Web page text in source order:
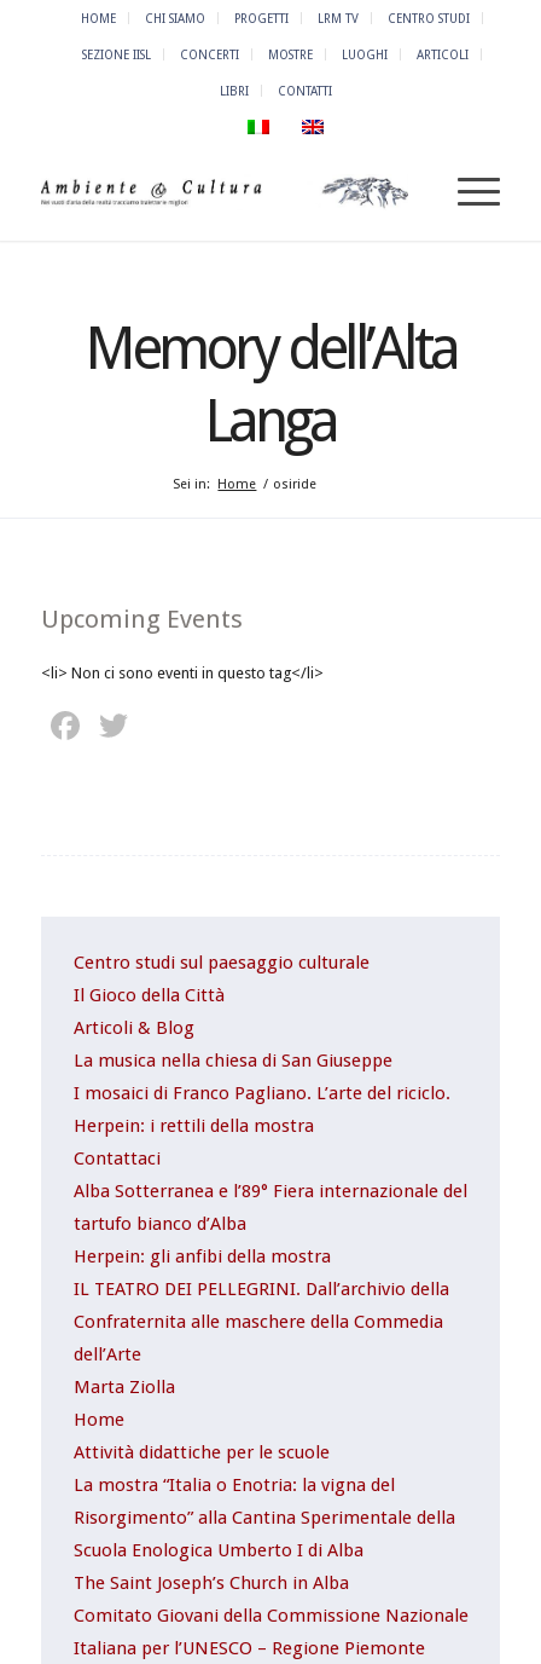
HOME CHI SIAMO PROGETTI LRM TV CENTRO STUDI
SEZIONE IISL CONCERTI MOSTRE LUOGHI ARTICOLI
LIBRI CONTATTI
Memory dell’Alta
Langa
Sei in: Home / osiride
Upcoming Events
<li> Non ci sono eventi in questo tag</li>
Facebook
Centro studi sul paesaggio culturale
Il Gioco della Città
Articoli & Blog
La musica nella chiesa di San Giuseppe
I mosaici di Franco Pagliano. L’arte del riciclo.
Herpein: i rettili della mostra
Contattaci
Alba Sotterranea e l’89° Fiera internazionale del
tartufo bianco d’Alba
Herpein: gli anfibi della mostra
IL TEATRO DEI PELLEGRINI. Dall’archivio della
Confraternita alle maschere della Commedia
dell’Arte
Marta Ziolla
Home
Attività didattiche per le scuole
La mostra “Italia o Enotria: la vigna del
Risorgimento” alla Cantina Sperimentale della
Scuola Enologica Umberto I di Alba
The Saint Joseph’s Church in Alba
Comitato Giovani della Commissione Nazionale
Italiana per l’UNESCO – Regione Piemonte